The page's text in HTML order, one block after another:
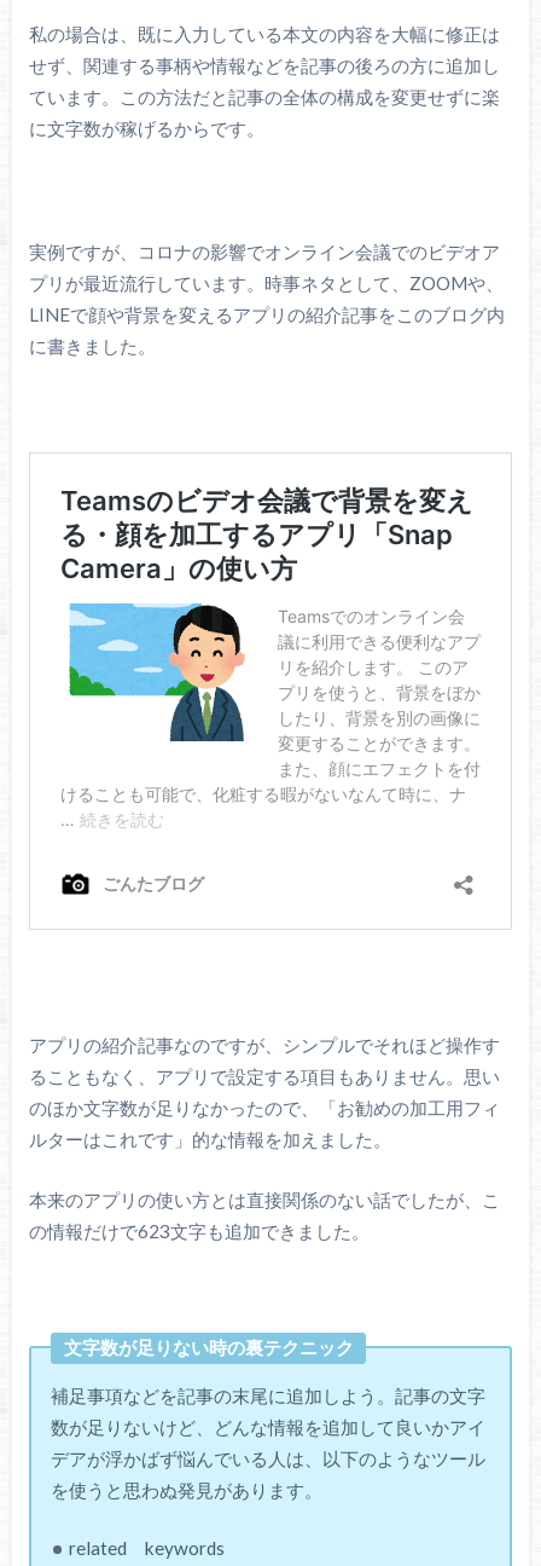
私の場合は、既に入力している本文の内容を大幅に修正は
せず、関連する事柄や情報などを記事の後ろの方に追加し
ています。この方法だと記事の全体の構成を変更せずに楽
に文字数が稼げるからです。
実例ですが、コロナの影響でオンライン会議でのビデオア
プリが最近流行しています。時事ネタとして、ZOOMや、
LINEで顔や背景を変えるアプリの紹介記事をこのブログ内
に書きました。
アプリの紹介記事なのですが、シンプルでそれほど操作す
ることもなく、アプリで設定する項目もありません。思い
のほか文字数が足りなかったので、「お勧めの加工用フィ
ルターはこれです」的な情報を加えました。
本来のアプリの使い方とは直接関係のない話でしたが、こ
の情報だけで623文字も追加できました。
文字数が足りない時の裏テクニック
補足事項などを記事の末尾に追加しよう。記事の文字
数が足りないけど、どんな情報を追加して良いかアイ
デアが浮かばず悩んでいる人は、以下のようなツール
を使うと思わぬ発見があります。
related keywords